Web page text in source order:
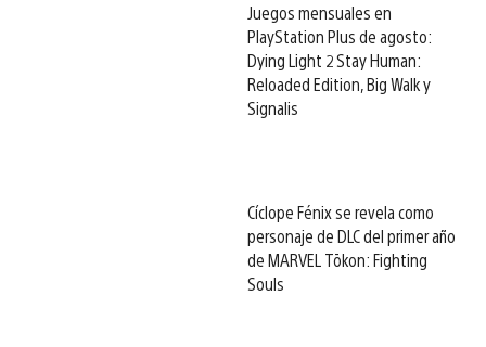
Juegos mensuales en
PlayStation Plus de agosto:
Dying Light 2 Stay Human:
Reloaded Edition, Big Walk y
Signalis
Cíclope Fénix se revela como
personaje de DLC del primer año
de MARVEL Tōkon: Fighting
Souls